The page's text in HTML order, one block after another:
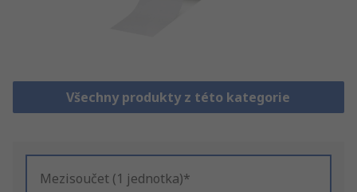
Všechny produkty z této kategorie
Mezisoučet (1 jednotka)*